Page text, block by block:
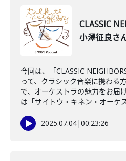
CLASSIC
小澤征良さ
今回は、「CLASSIC
って、クラシック音楽に携わる
で、オーケストラの魅力をお届
は「サイトウ・キネン・オーケ
2025.07.04|00:23:26